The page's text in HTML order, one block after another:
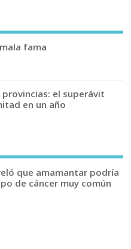
fama
el superávit
en un año
que amamantar podría
de cáncer muy común